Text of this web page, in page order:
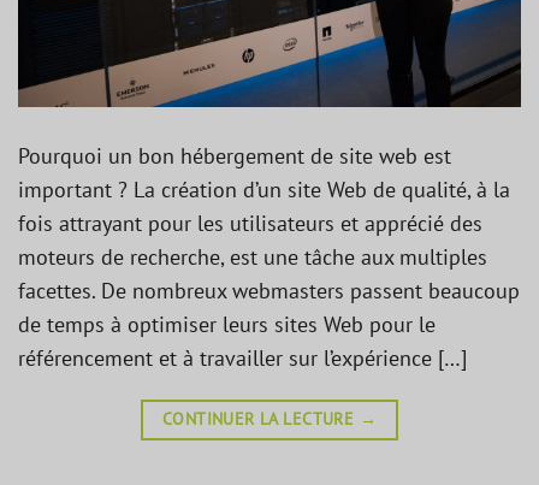
Pourquoi un bon hébergement de site web est
important ? La création d’un site Web de qualité, à la
fois attrayant pour les utilisateurs et apprécié des
moteurs de recherche, est une tâche aux multiples
facettes. De nombreux webmasters passent beaucoup
de temps à optimiser leurs sites Web pour le
référencement et à travailler sur l’expérience […]
CONTINUER LA LECTURE →